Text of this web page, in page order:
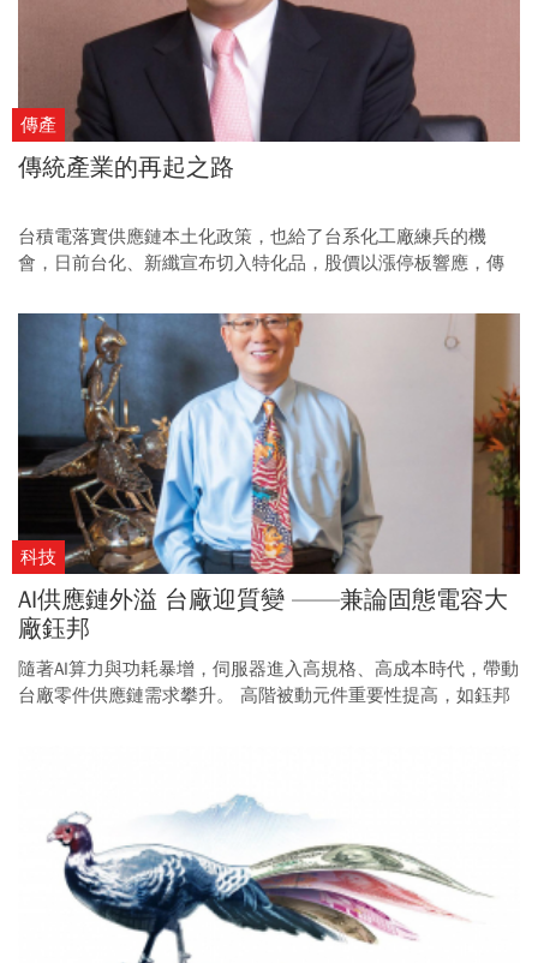
傳產
傳統產業的再起之路
台積電落實供應鏈本土化政策，也給了台系化工廠練兵的機
會，日前台化、新纖宣布切入特化品，股價以漲停板響應，傳
科技
AI供應鏈外溢 台廠迎質變 ——兼論固態電容大
廠鈺邦
隨著AI算力與功耗暴增，伺服器進入高規格、高成本時代，帶動
台廠零件供應鏈需求攀升。 高階被動元件重要性提高，如鈺邦